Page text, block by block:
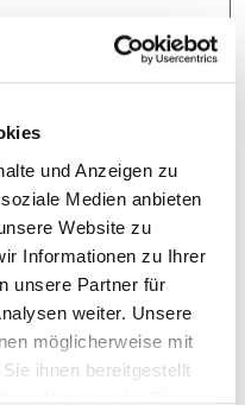
und Anzeigen zu
Medien anbieten
Website zu
Informationen zu Ihrer
unsere Partner für
weiter. Unsere
möglicherweise mit
ihnen bereitgestellt
Immer wieder